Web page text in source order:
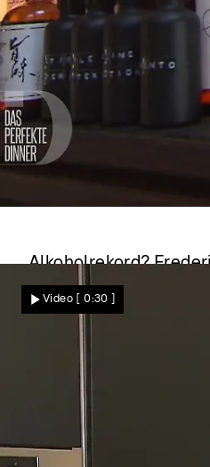
Alkoholrekord?
Flaschensammlung
Show
Video [ 0:30 ]